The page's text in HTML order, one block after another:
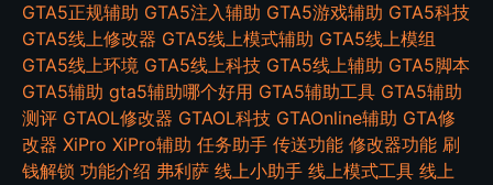
GTA5正规辅助 GTA5注入辅助 GTA5游戏辅助 GTA5科技
GTA5线上修改器 GTA5线上模式辅助 GTA5线上模组
GTA5线上环境 GTA5线上科技 GTA5线上辅助 GTA5脚本
GTA5辅助 gta5辅助哪个好用 GTA5辅助工具 GTA5辅助
测评 GTAOL修改器 GTAOL科技 GTAOnline辅助 GTA修
改器 XiPro XiPro辅助 任务助手 传送功能 修改器功能 刷
钱解锁 功能介绍 弗利萨 线上小助手 线上模式工具 线上